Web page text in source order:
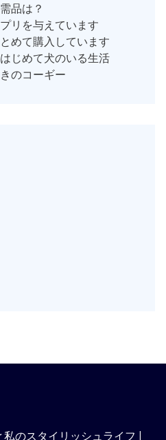
品は？
リを与えています
めて購入しています
じめて犬のいる生活
のコーギー
のスタイリッシュライフ |